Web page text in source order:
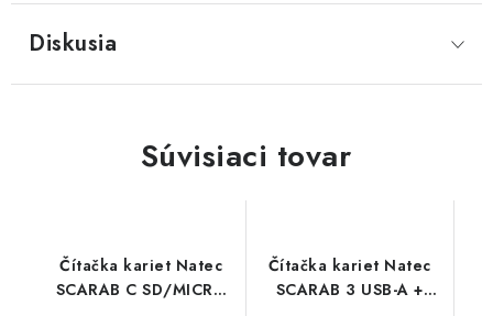
Diskusia
Súvisiaci tovar
Čítačka kariet Natec
SCARAB C SD/MICRO
Čítačka kariet Natec
SCARAB 3 USB-A +